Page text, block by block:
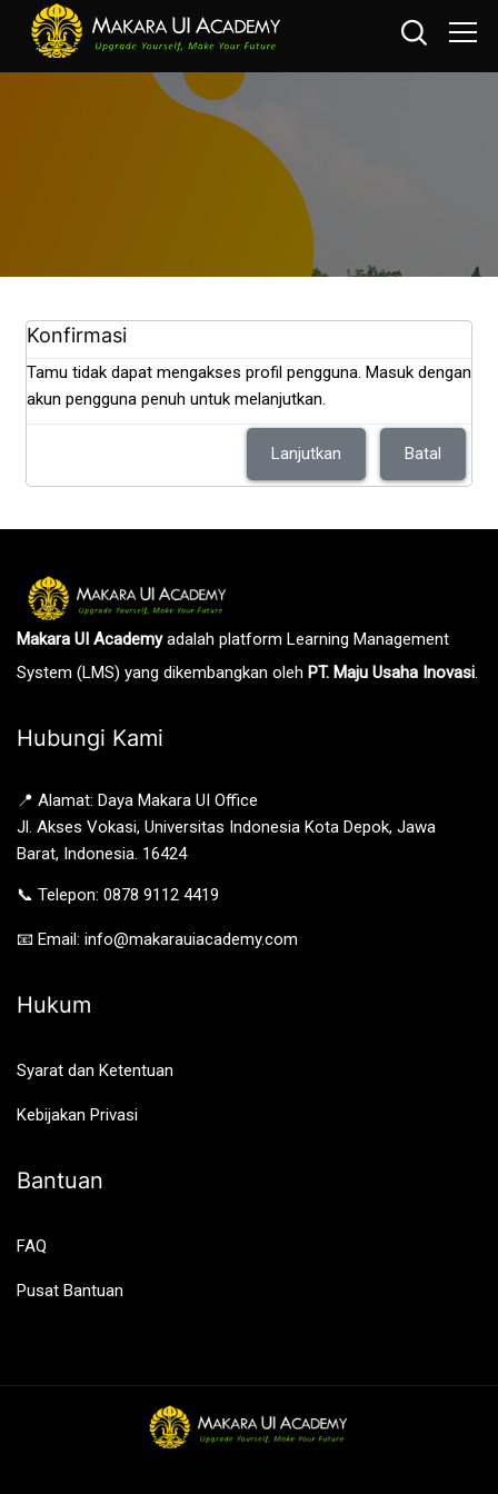
Konfirmasi
Tamu tidak dapat mengakses profil pengguna. Masuk dengan
akun pengguna penuh untuk melanjutkan.
Lanjutkan Batal
Makara UI Academyadalah platform Learning Management
System (LMS) yang dikembangkan oleh PT. Maju Usaha Inovasi.
Hubungi Kami
📍 Alamat: Daya Makara UI Office
Jl. Akses Vokasi, Universitas Indonesia Kota Depok, Jawa
Barat, Indonesia. 16424
📞 Telepon: 0878 9112 4419
📧 Email: info@makarauiacademy.com
Hukum
Syarat dan Ketentuan
Kebijakan Privasi
Bantuan
FAQ
Pusat Bantuan